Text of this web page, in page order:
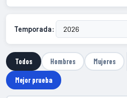
Temporada:
Todos Hombres Mujeres
Mejor prueba